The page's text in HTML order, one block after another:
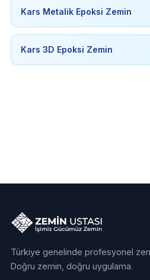
Kars Metalik Epoksi Zemin
Kars 3D Epoksi Zemin
Türkiye genelinde profesyonel
Doğru zemin, doğru uygulama.